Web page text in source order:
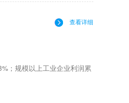
查看详细
；规模以上工业企业利润累